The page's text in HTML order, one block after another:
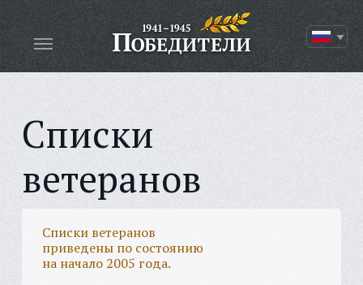
Списки
ветеранов
Списки ветеранов
приведены по состоянию
на начало 2005 года.